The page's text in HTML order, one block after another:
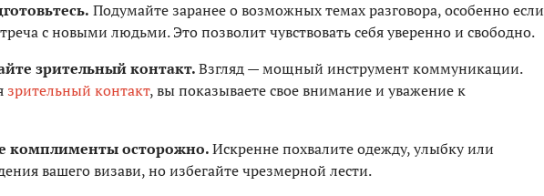
Подумайте заранее о возможных темах разговора, особенно если
с новыми людьми. Это позволит чувствовать себя уверенно и свободно.
зрительный контакт.Взгляд — мощный инструмент коммуникации.
зрительный контакт, вы показываете свое внимание и уважение к
комплименты осторожно.Искренне похвалите одежду, улыбку или
вашего визави, но избегайте чрезмерной лести.